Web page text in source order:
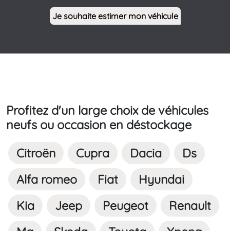
Je souhaite estimer mon véhicule
Profitez d'un large choix de véhicules
neufs ou occasion en déstockage
Citroën Cupra Dacia
Ds
Alfa romeo
Fiat
Hyundai
Kia
Jeep Peugeot
Renault